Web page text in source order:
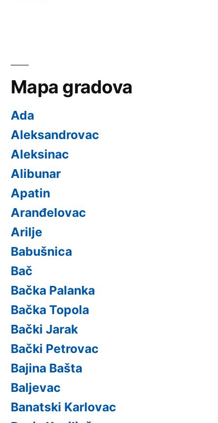
Mapa gradova
Ada
Aleksandrovac
Aleksinac
Alibunar
Apatin
Aranđelovac
Arilje
Babušnica
Bač
Bačka Palanka
Bačka Topola
Bački Jarak
Bački Petrovac
Bajina Bašta
Baljevac
Banatski Karlovac